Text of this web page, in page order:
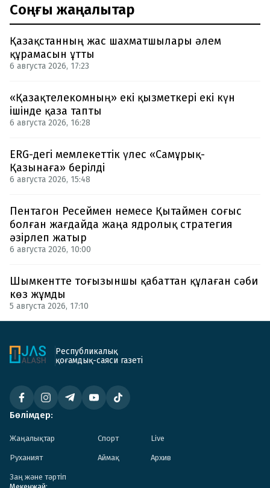
Соңғы жаңалықтар
Қазақстанның жас шахматшылары әлем
құрамасын ұтты
6 августа 2026, 17:23
«Қазақтелекомның» екі қызметкері екі күн
ішінде қаза тапты
6 августа 2026, 16:28
ERG-дегі мемлекеттік үлес «Самұрық-
Қазынаға» берілді
6 августа 2026, 15:48
Пентагон Ресеймен немесе Қытаймен соғыс
болған жағдайда жаңа ядролық стратегия
әзірлеп жатыр
6 августа 2026, 10:00
Шымкентте тоғызыншы қабаттан құлаған сәби
көз жұмды
5 августа 2026, 17:10
Республикалық
қоғамдық-саяси газеті
Бөлімдер:
Жаңалықтар Спорт Live
Руханият Аймақ Архив
Заң және тәртіп